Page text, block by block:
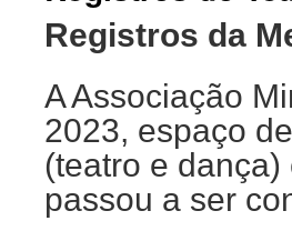
Registros da
A Associação
2023, espaço
(teatro e
passou a ser